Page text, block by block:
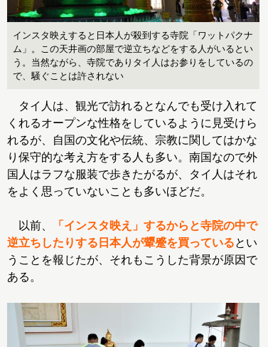
インスタ映えすると日本人が殺到する寺院「ワットパクナ
ム」。この天井画の部屋で逆立ちなどをする人がいるとい
う。当然ながら、寺院でありタイ人はお参りをしているの
で、騒ぐことは許されない
タイ人は、観光で訪れるとなんでも受け入れて
くれるオープンな性格をしているように見受けら
れるが、自国の文化や伝統、宗教に関してはかな
り保守的な考え方をする人も多い。南国なので外
国人はラフな服装で歩きたがるが、タイ人はそれ
をよく思っていないことも多いほどだ。
以前、
「インスタ映え」するからと寺院の中で
逆立ちしたりする日本人が顰蹙を買っているとい
うことを報じたが、それもこうした背景が原因で
ある。